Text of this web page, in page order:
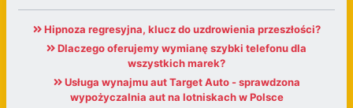
Hipnoza regresyjna, klucz do uzdrowienia przeszłości?
Dlaczego oferujemy wymianę szybki telefonu dla
wszystkich marek?
Usługa wynajmu aut Target Auto - sprawdzona
wypożyczalnia aut na lotniskach w Polsce